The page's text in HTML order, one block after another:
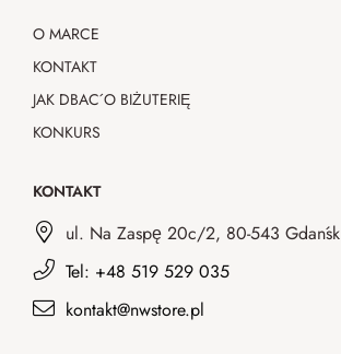
O MARCE
KONTAKT
JAK DBAĆ O BIŻUTERIĘ
KONKURS
KONTAKT
ul. Na Zaspę 20c/2, 80-543 Gdańsk
Tel: +48 519 529 035
kontakt@nwstore.pl